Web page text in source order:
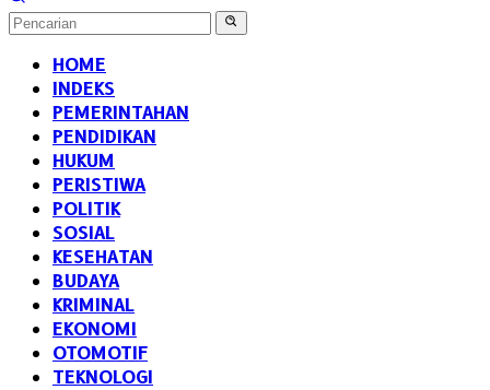
HOME
INDEKS
PEMERINTAHAN
PENDIDIKAN
HUKUM
PERISTIWA
POLITIK
SOSIAL
KESEHATAN
BUDAYA
KRIMINAL
EKONOMI
OTOMOTIF
TEKNOLOGI